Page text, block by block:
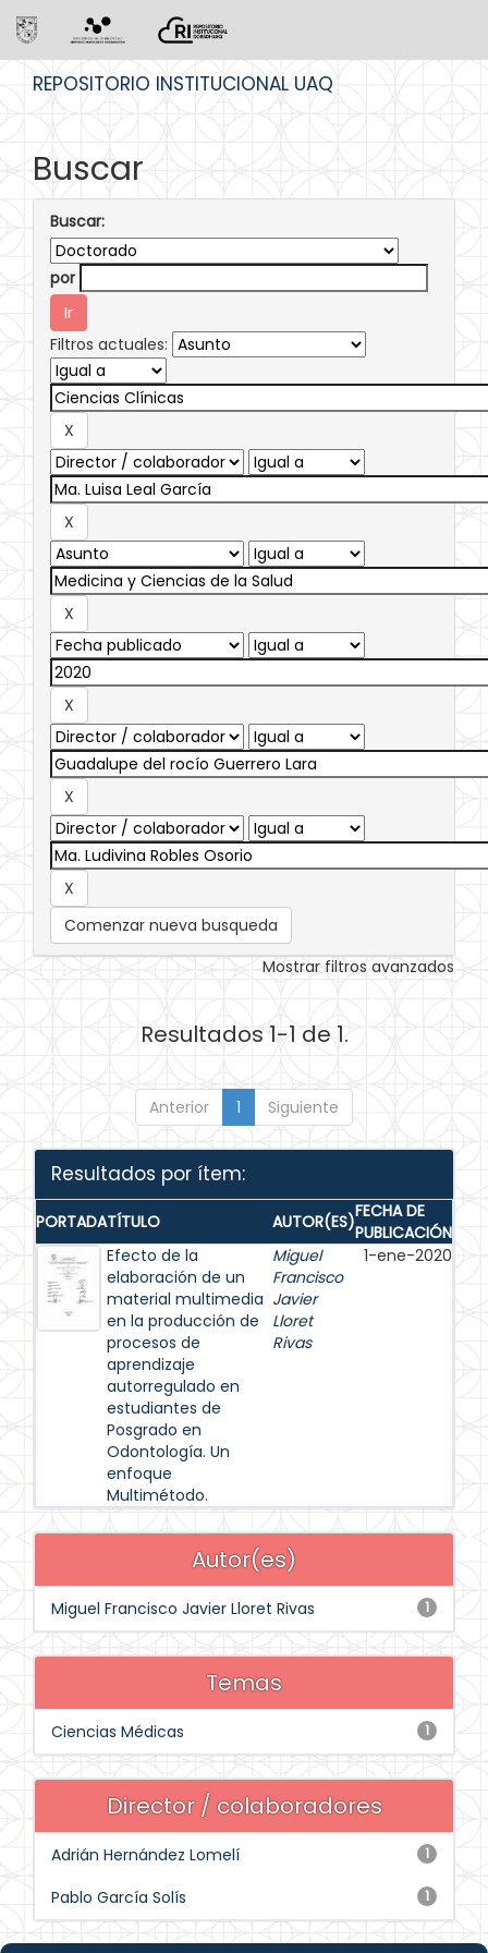
REPOSITORIO INSTITUCIONAL UAQ
Buscar
Buscar:
por
Filtros actuales:
Comenzar nueva busqueda
Mostrar filtros avanzados
Resultados 1-1 de 1.
Anterior 1 Siguiente
Resultados por ítem:
PORTADATÍTULO AUTOR(ES)FECHA DE
PUBLICACIÓN
Efecto de la
elaboración de un
material multimedia
en la producción de
procesos de
aprendizaje
autorregulado en
estudiantes de
Posgrado en
Odontología. Un
enfoque
Multimétodo.
Miguel
Francisco
Javier
Lloret
Rivas
1-ene-2020
Autor(es)
1
Miguel Francisco Javier Lloret Rivas
Temas
1
Ciencias Médicas
Director / colaboradores
1
Adrián Hernández Lomelí
1
Pablo García Solís